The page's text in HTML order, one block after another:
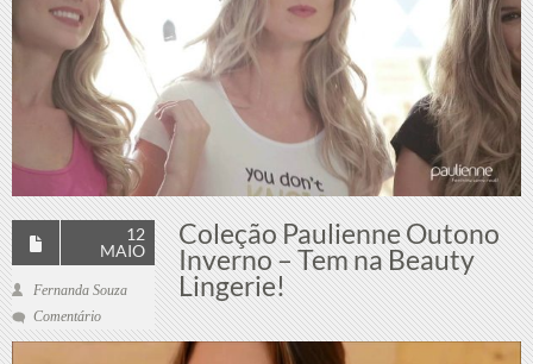
12
MAIO
Fernanda Souza
Comentário
Coleção Paulienne Outono
Inverno – Tem na Beauty
Lingerie!